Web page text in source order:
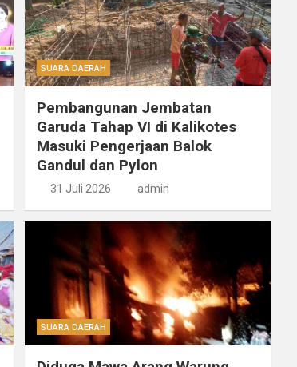
SUARA DAERAH
Pembangunan Jembatan
Garuda Tahap VI di Kalikotes
Masuki Pengerjaan Balok
Gandul dan Pylon
31 Juli 2026 admin
SUARA DAERAH